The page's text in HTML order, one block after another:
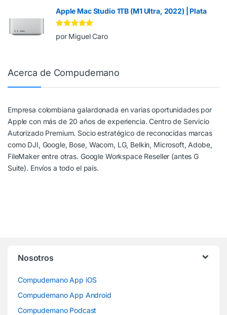
Apple Mac Studio 1TB (M1 Ultra, 2022) | Plata
Valorado en 5
de 5
por Miguel Caro
Acerca de Compudemano
Empresa colombiana galardonada en varias oportunidades por
Apple con más de 20 años de experiencia. Centro de Servicio
Autorizado Premium. Socio estratégico de reconocidas marcas
como DJI, Google, Bose, Wacom, LG, Belkin, Microsoft, Adobe,
FileMaker entre otras. Google Workspace Reseller (antes G
Suite). Envíos a todo el país.
Nosotros
Compudemano App iOS
Compudemano App Android
Compudemano Podcast